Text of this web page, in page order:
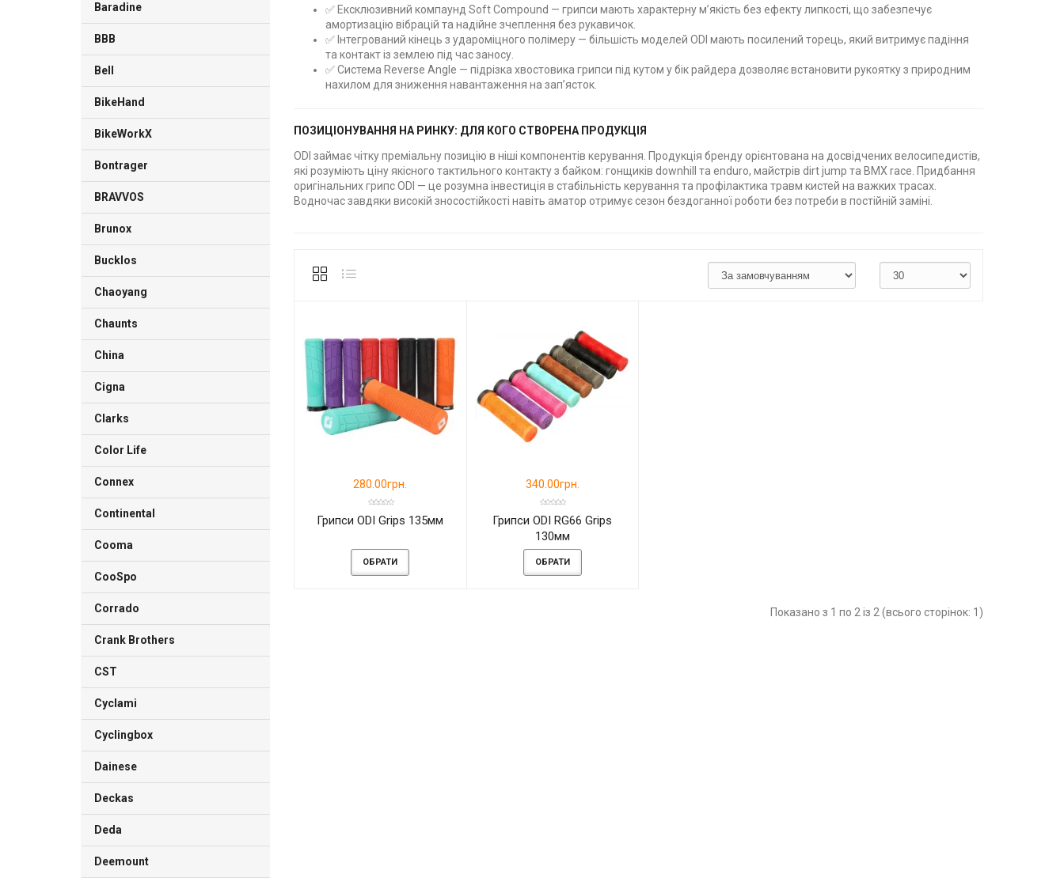
Baradine
BBB
Bell
BikeHand
BikeWorkX
Bontrager
BRAVVOS
Brunox
Bucklos
Chaoyang
Chaunts
China
Cigna
Clarks
Color Life
Connex
Continental
Cooma
CooSpo
Corrado
Crank Brothers
CST
Cyclami
Cyclingbox
Dainese
Deckas
Deda
Deemount
✅ Ексклюзивний компаунд Soft Compound — грипси мають характерну м’якість без ефекту липкості, що забезпечує
амортизацію вібрацій та надійне зчеплення без рукавичок.
✅ Інтегрований кінець з удароміцного полімеру — більшість моделей ODI мають посилений торець, який витримує падіння
та контакт із землею під час заносу.
✅ Система Reverse Angle — підрізка хвостовика грипси під кутом у бік райдера дозволяє встановити рукоятку з природним
нахилом для зниження навантаження на зап’ясток.
ПОЗИЦІОНУВАННЯ НА РИНКУ: ДЛЯ КОГО СТВОРЕНА ПРОДУКЦІЯ
ODI займає чітку преміальну позицію в ніші компонентів керування. Продукція бренду орієнтована на досвідчених велосипедистів,
які розуміють ціну якісного тактильного контакту з байком: гонщиків downhill та enduro, майстрів dirt jump та BMX race. Придбання
оригінальних грипс ODI — це розумна інвестиція в стабільність керування та профілактика травм кистей на важких трасах.
Водночас завдяки високій зносостійкості навіть аматор отримує сезон бездоганної роботи без потреби в постійній заміні.
280.00грн.
Грипси ODI Grips 135мм
ОБРАТИ
340.00грн.
Грипси ODI RG66 Grips
130мм
ОБРАТИ
Показано з 1 по 2 із 2 (всього сторінок: 1)